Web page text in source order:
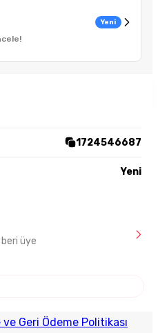
Yeni
1724546687
Yeni
üye
ve Geri Ödeme Politikası